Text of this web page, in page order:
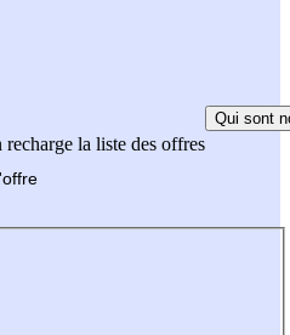
recharge la liste des offres
Qui sont